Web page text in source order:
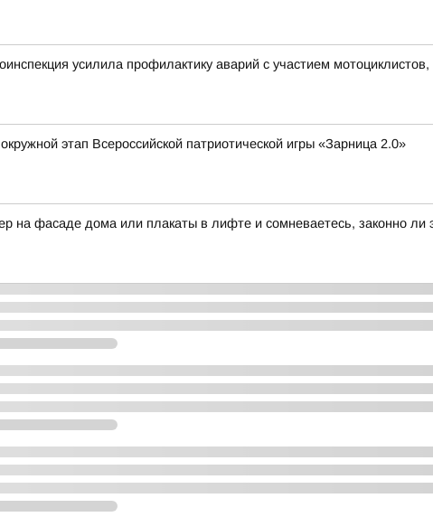
усилила профилактику аварий с участием
этап Всероссийской патриотической игры «Зарница 2.0»
на фасаде дома или плакаты в лифте и сомневаетесь, законно ли